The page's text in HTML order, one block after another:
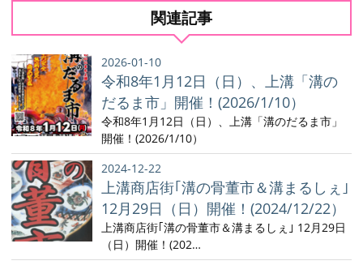
関連記事
2026-01-10
令和8年1月12日（日）、上溝「溝の
だるま市」開催！(2026/1/10）
令和8年1月12日（日）、上溝「溝のだるま市」
開催！(2026/1/10）
2024-12-22
上溝商店街｢溝の骨董市＆溝まるしぇ｣
12月29日（日）開催！(2024/12/22）
上溝商店街｢溝の骨董市＆溝まるしぇ｣ 12月29日
（日）開催！(202…